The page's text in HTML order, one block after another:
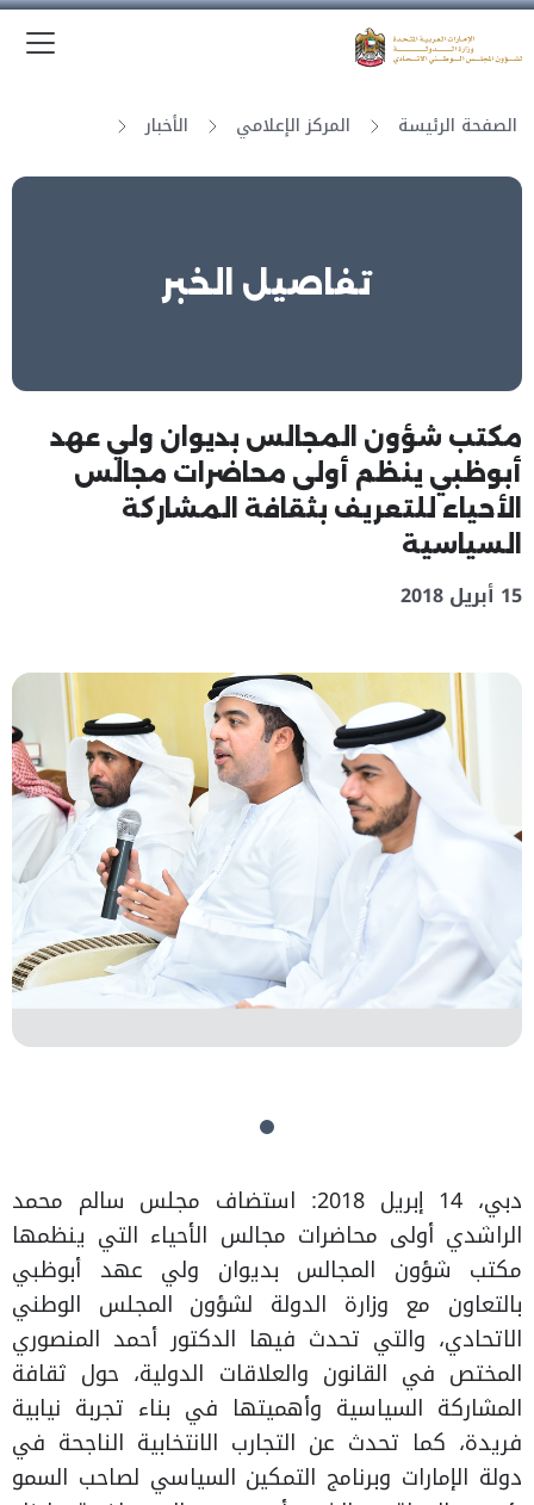
الصفحة الرئيسة المركز الإعلامي الأخبار
تفاصيل الخبر
مكتب شؤون المجالس بديوان ولي عهد
أبوظبي ينظم أولى محاضرات مجالس
الأحياء للتعريف بثقافة المشاركة
السياسية
15 أبريل 2018
دبي، 14 إبريل 2018: استضاف مجلس سالم محمد
الراشدي أولى محاضرات مجالس الأحياء التي ينظمها
مكتب شؤون المجالس بديوان ولي عهد أبوظبي
بالتعاون مع وزارة الدولة لشؤون المجلس الوطني
الاتحادي، والتي تحدث فيها الدكتور أحمد المنصوري
المختص في القانون والعلاقات الدولية، حول ثقافة
المشاركة السياسية وأهميتها في بناء تجربة نيابية
فريدة، كما تحدث عن التجارب الانتخابية الناجحة في
دولة الإمارات وبرنامج التمكين السياسي لصاحب السمو